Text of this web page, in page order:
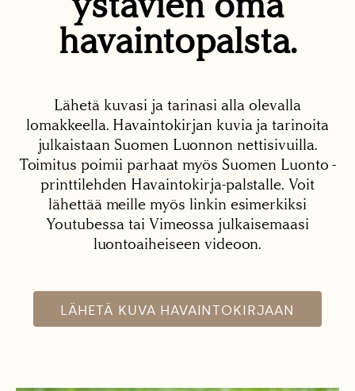
havaintopalsta.
Lähetä kuvasi ja tarinasi alla olevalla
lomakkeella. Havaintokirjan kuvia ja tarinoita
julkaistaan Suomen Luonnon nettisivuilla.
Toimitus poimii parhaat myös Suomen Luonto -
printtilehden Havaintokirja-palstalle. Voit
lähettää meille myös linkin esimerkiksi
Youtubessa tai Vimeossa julkaisemaasi
luontoaiheiseen videoon.
LÄHETÄ KUVA HAVAINTOKIRJAAN